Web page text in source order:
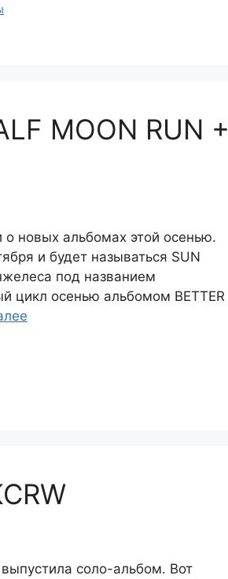
MOON RUN +
новых альбомах этой осенью.
и будет называться SUN
под названием
цикл осенью альбомом BETTER
соло-альбом. Вот